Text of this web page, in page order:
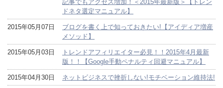
記事でもアクセス増加！＜2015年最新版＞【トレン
ドネタ選定マニュアル】
2015年05月07日
ブログを書く上で知っておきたい!【アイディア増産
メソッド】
2015年05月03日
トレンドアフィリエイター必見！！2015年4月最新
版！！【Google手動ペナルティ回避マニュアル】
2015年04月30日 ネットビジネスで挫折しない!モチベーション維持法!